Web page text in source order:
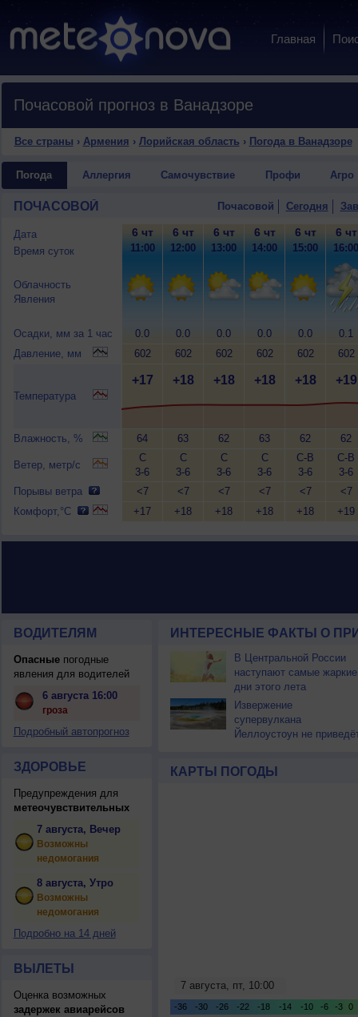
Главная
Почасовой прогноз в Ванадзоре
Все страны › Армения › Лорийская область › Погода в Ванадзоре
Погода Аллергия Самочувствие Профи Агро
ПОЧАСОВОЙ Почасовой Сегодня
Дата
Время суток
Облачность
Явления
Осадки, мм за 1 час
Давление, мм
Температура
Влажность, %
Ветер, метр/с
Порывы ветра
Комфорт,°C
6 чт
11:00
0.0
602
+17
64
С
3-6
<7
+17
6 чт
12:00
0.0
602
+18
63
С
3-6
<7
+18
6 чт
13:00
0.0
602
+18
62
С
3-6
<7
+18
6 чт
14:00
0.0
602
+18
63
С
3-6
<7
+18
6 чт
15:00
0.0
602
+18
62
С-В
3-6
<7
+18
6 чт
16:00
0.1
602
+19
62
С-В
3-6
<7
+19
ВОДИТЕЛЯМ
Опасныепогодные
явления для водителей
6 августа 16:00
гроза
Подробный автопрогноз
ЗДОРОВЬЕ
Предупреждения для
метеочувствительных
7 августа, Вечер
Возможны
недомогания
8 августа, Утро
Возможны
недомогания
Подробно на 14 дней
ВЫЛЕТЫ
Оценка возможных
задержек авиарейсов
ИНТЕРЕСНЫЕ ФАКТЫ О
В Центральной России
наступают самые жаркие
дни этого лета
Извержение
супервулкана
Йеллоустоун не
КАРТЫ ПОГОДЫ